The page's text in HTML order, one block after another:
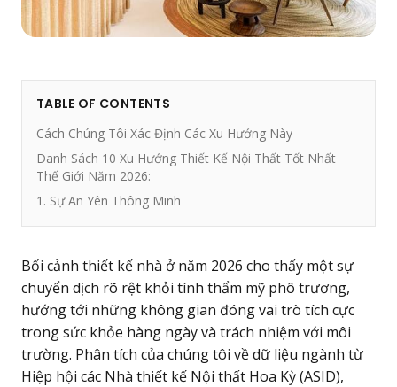
TABLE OF CONTENTS
Cách Chúng Tôi Xác Định Các Xu Hướng Này
Danh Sách 10 Xu Hướng Thiết Kế Nội Thất Tốt Nhất
Thế Giới Năm 2026:
1. Sự An Yên Thông Minh
Bối cảnh thiết kế nhà ở năm 2026 cho thấy một sự
chuyển dịch rõ rệt khỏi tính thẩm mỹ phô trương,
hướng tới những không gian đóng vai trò tích cực
trong sức khỏe hàng ngày và trách nhiệm với môi
trường. Phân tích của chúng tôi về dữ liệu ngành từ
Hiệp hội các Nhà thiết kế Nội thất Hoa Kỳ (ASID),